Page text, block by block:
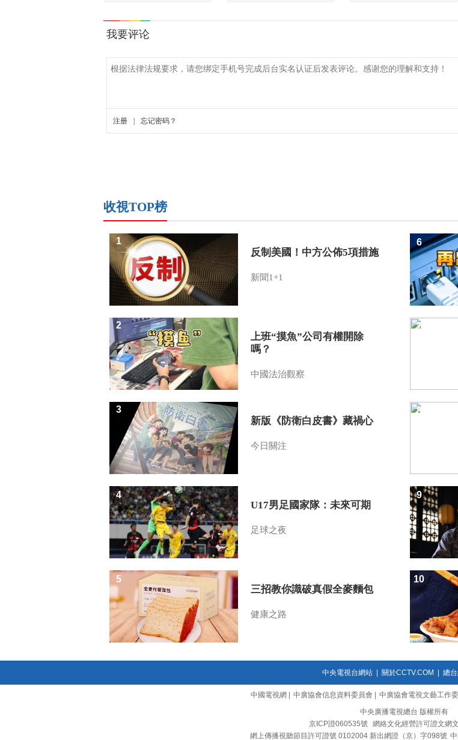
收視TOP榜
反制美國！中方公佈5項措施
新聞1+1
1
上班“摸魚”公司有權開除
嗎？
中國法治觀察
2
新版《防衛白皮書》藏禍心
今日關注
3
U17男足國家隊：未來可期
足球之夜
4
三招教你識破真假全麥麵包
健康之路
5
6
7
8
9
10
中央電視台網站| 關於CCTV.COM 總
中國電視網 中廣協會信息資料委員會 中廣協會電視文藝工作
中央廣播電視總台 版權所有
京ICP證060535號
網絡文化經營許可證文網
網上傳播視聽節目許可證號 0102004 新出網證（京）字098號